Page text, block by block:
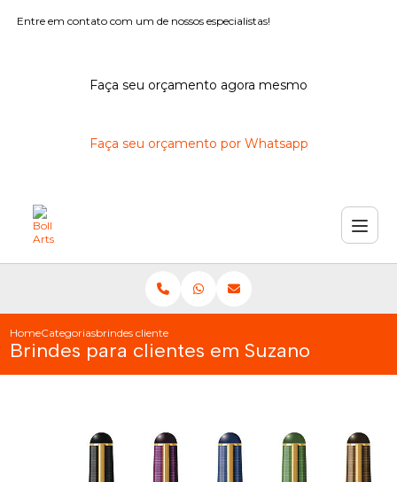
Entre em contato com um de nossos especialistas!
Faça seu orçamento agora mesmo
Faça seu orçamento por Whatsapp
HomeCategoriasbrindes clientes suzano
Brindes para clientes em Suzano